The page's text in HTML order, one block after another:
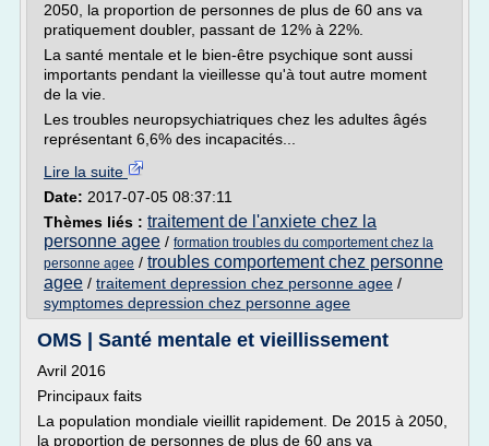
2050, la proportion de personnes de plus de 60 ans va
pratiquement doubler, passant de 12% à 22%.
La santé mentale et le bien-être psychique sont aussi
importants pendant la vieillesse qu'à tout autre moment
de la vie.
Les troubles neuropsychiatriques chez les adultes âgés
représentant 6,6% des incapacités...
Lire la suite
Date: 2017-07-05 08:37:11
Thèmes liés : traitement de l'anxiete chez la
personne agee / formation troubles du comportement chez la
personne agee / troubles comportement chez personne
agee / traitement depression chez personne agee /
symptomes depression chez personne agee
OMS | Santé mentale et vieillissement
Avril 2016
Principaux faits
La population mondiale vieillit rapidement. De 2015 à 2050,
la proportion de personnes de plus de 60 ans va